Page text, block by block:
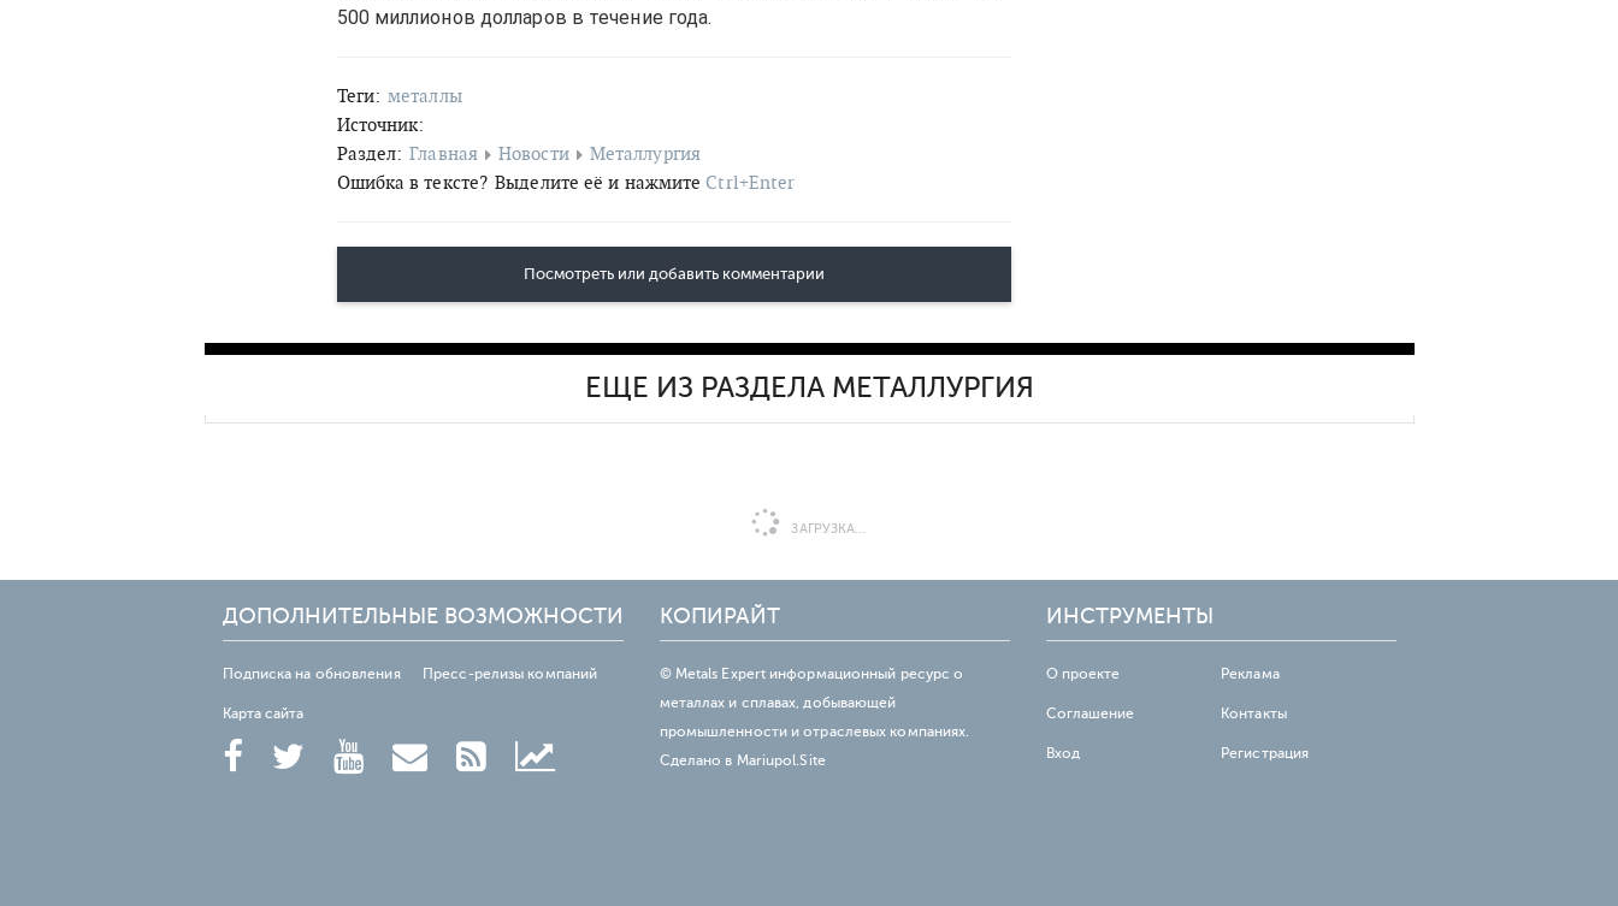
500 миллионов долларов в течение года.
Теги: металлы
Источник:
Раздел: Главная Новости
Металлургия
Ошибка в тексте? Выделите её и нажмите Ctrl+Enter
Посмотреть или добавить комментарии
ЕЩЕ ИЗ РАЗДЕЛА МЕТАЛЛУРГИЯ
ЗАГРУЗКА...
ДОПОЛНИТЕЛЬНЫЕ ВОЗМОЖНОСТИ
Подписка на обновления Пресс-релизы компаний
Карта сайта
КОПИРАЙТ
© Metals Expert информационный ресурс о
металлах и сплавах, добывающей
промышленности и отраслевых компаниях.
Сделано в Mariupol.Site
ИНСТРУМЕНТЫ
О проекте Реклама
Соглашение Контакты
Вход Регистрация